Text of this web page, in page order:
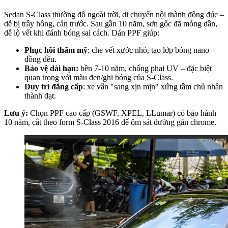
Sedan S-Class thường đỗ ngoài trời, di chuyển nội thành đông đúc –
dễ bị trầy hông, cản trước. Sau gần 10 năm, sơn gốc đã mỏng dần,
dễ lộ vết khi đánh bóng sai cách. Dán PPF giúp:
Phục hồi thẩm mỹ: che vết xước nhỏ, tạo lớp bóng nano
đồng đều.
Bảo vệ dài hạn: bền 7-10 năm, chống phai UV – đặc biệt
quan trọng với màu đen/ghi bóng của S-Class.
Duy trì đẳng cấp: xe vẫn "sang xịn mịn" xứng tầm chủ nhân
thành đạt.
Lưu ý: Chọn PPF cao cấp (GSWF, XPEL, LLumar) có bảo hành
10 năm, cắt theo form S-Class 2016 để ôm sát đường gân chrome.